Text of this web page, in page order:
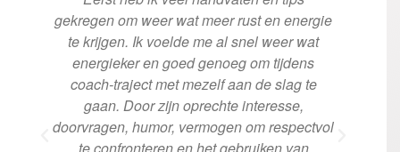
gekregen om weer wat meer rust en energie
te krijgen. Ik voelde me al snel weer wat
energieker en goed genoeg om tijdens
coach-traject met mezelf aan de slag te
gaan. Door zijn oprechte interesse,
doorvragen, humor, vermogen om respectvol
te confronteren en het gebruiken van